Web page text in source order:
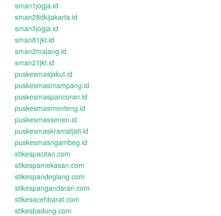
sman1jogja.id
sman28dkijakarta.id
sman3jogja.id
sman81jkt.id
sman2malang.id
sman21jkt.id
puskesmasjakut.id
puskesmasmampang.id
puskesmaspancoran.id
puskesmasmenteng.id
puskesmassenen.id
puskesmaskramatjati.id
puskesmasngambeg.id
stikespacitan.com
stikespamekasan.com
stikespandeglang.com
stikespangandaran.com
stikesacehbarat.com
stikesbadung.com